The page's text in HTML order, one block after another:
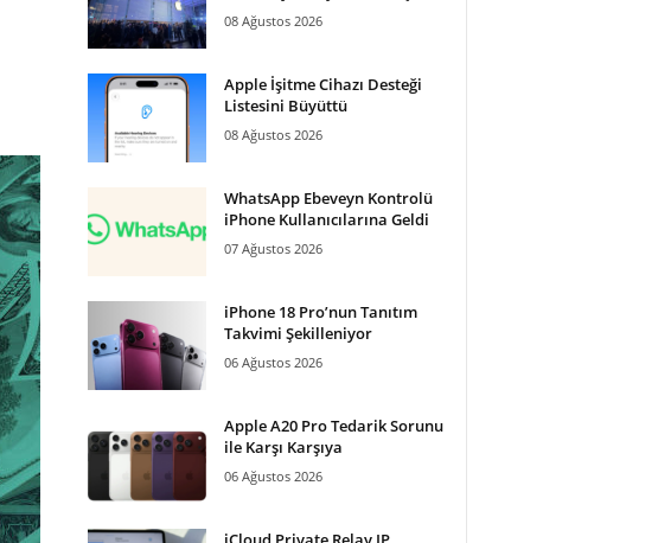
08 Ağustos 2026
Apple İşitme Cihazı Desteği
Listesini Büyüttü
08 Ağustos 2026
WhatsApp Ebeveyn Kontrolü
iPhone Kullanıcılarına Geldi
07 Ağustos 2026
iPhone 18 Pro’nun Tanıtım
Takvimi Şekilleniyor
06 Ağustos 2026
Apple A20 Pro Tedarik Sorunu
ile Karşı Karşıya
06 Ağustos 2026